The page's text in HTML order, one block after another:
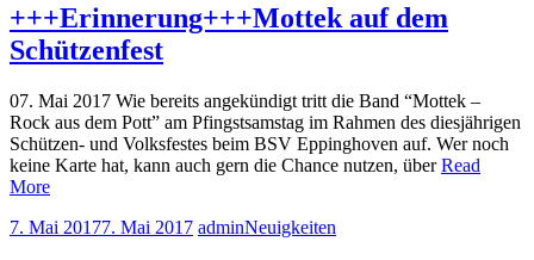
+++Erinnerung+++Mottek auf dem
Schützenfest
07. Mai 2017 Wie bereits angekündigt tritt die Band “Mottek –
Rock aus dem Pott” am Pfingstsamstag im Rahmen des diesjährigen
Schützen- und Volksfestes beim BSV Eppinghoven auf. Wer noch
keine Karte hat, kann auch gern die Chance nutzen, überRead
More
7. Mai 20177. Mai 2017 adminNeuigkeiten